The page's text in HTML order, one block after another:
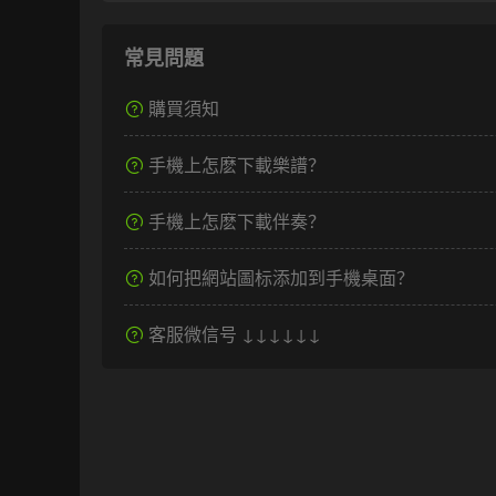
常見問題
購買須知
手機上怎麽下載樂譜？
手機上怎麽下載伴奏？
如何把網站圖标添加到手機桌面？
客服微信号 ↓↓↓↓↓↓